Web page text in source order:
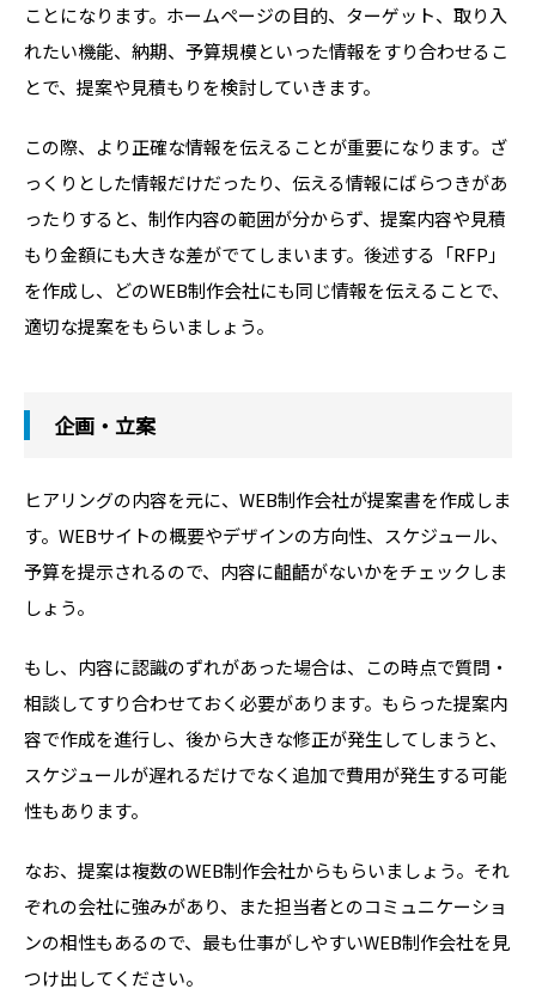
ことになります。ホームページの目的、ターゲット、取り入
れたい機能、納期、予算規模といった情報をすり合わせるこ
とで、提案や見積もりを検討していきます。
この際、より正確な情報を伝えることが重要になります。ざ
っくりとした情報だけだったり、伝える情報にばらつきがあ
ったりすると、制作内容の範囲が分からず、提案内容や見積
もり金額にも大きな差がでてしまいます。後述する「RFP」
を作成し、どのWEB制作会社にも同じ情報を伝えることで、
適切な提案をもらいましょう。
企画・立案
ヒアリングの内容を元に、WEB制作会社が提案書を作成しま
す。WEBサイトの概要やデザインの方向性、スケジュール、
予算を提示されるので、内容に齟齬がないかをチェックしま
しょう。
もし、内容に認識のずれがあった場合は、この時点で質問・
相談してすり合わせておく必要があります。もらった提案内
容で作成を進行し、後から大きな修正が発生してしまうと、
スケジュールが遅れるだけでなく追加で費用が発生する可能
性もあります。
なお、提案は複数のWEB制作会社からもらいましょう。それ
ぞれの会社に強みがあり、また担当者とのコミュニケーショ
ンの相性もあるので、最も仕事がしやすいWEB制作会社を見
つけ出してください。